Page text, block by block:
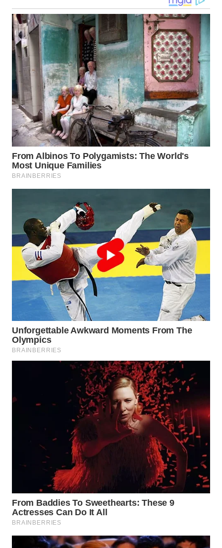
WN
KALTENG
WN
KALTARA
WN
KALSEL
WN
KALTIM
WN
GORONTALO
WN
SULUT
WN
MALUKU
MALUT
WN
DANAU
LANGKAT
WN
TAPANULI